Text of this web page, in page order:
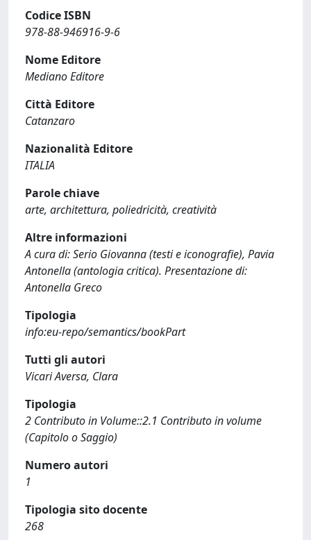
Codice ISBN
978-88-946916-9-6
Nome Editore
Mediano Editore
Città Editore
Catanzaro
Nazionalità Editore
ITALIA
Parole chiave
arte, architettura, poliedricità, creatività
Altre informazioni
A cura di: Serio Giovanna (testi e iconografie), Pavia
Antonella (antologia critica). Presentazione di:
Antonella Greco
Tipologia
info:eu-repo/semantics/bookPart
Tutti gli autori
Vicari Aversa, Clara
Tipologia
2 Contributo in Volume::2.1 Contributo in volume
(Capitolo o Saggio)
Numero autori
1
Tipologia sito docente
268